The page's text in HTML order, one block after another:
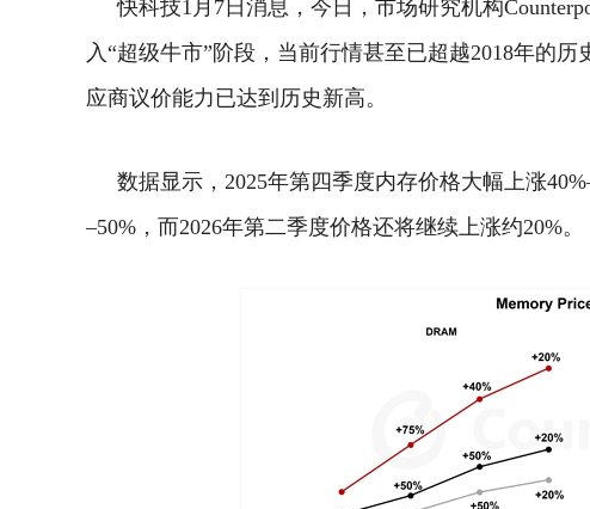
快科技1月7日消息，今日，市场研究机构
入“超级牛市”阶段，当前行情甚至已超越2018年的历
应商议价能力已达到历史新高。
数据显示，2025年第四季度内存价格大幅上涨
–50%，而2026年第二季度价格还将继续上涨约20%。